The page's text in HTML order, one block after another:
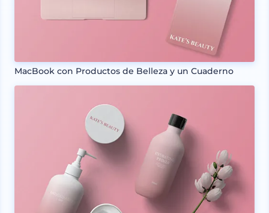
MacBook con Productos de Belleza y un Cuaderno